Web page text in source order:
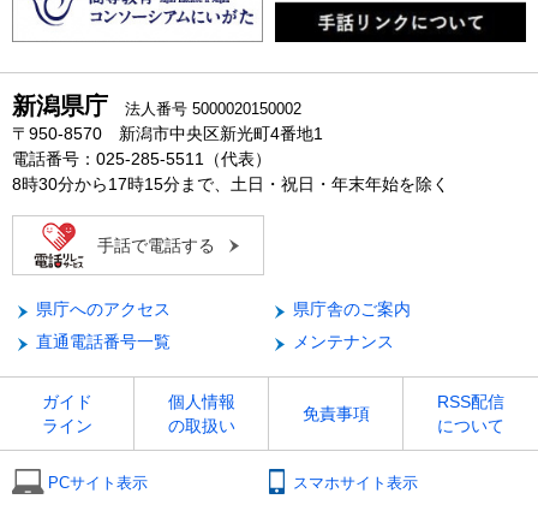
新潟県庁 法人番号 5000020150002
〒950-8570 新潟市中央区新光町4番地1
電話番号：025-285-5511（代表）
8時30分から17時15分まで、土日・祝日・年末年始を除く
手話で電話する
県庁へのアクセス
県庁舎のご案内
直通電話番号一覧
メンテナンス
ガイド
ライン
個人情報
の取扱い
免責事項
RSS配信
について
PCサイト表示 スマホサイト表示